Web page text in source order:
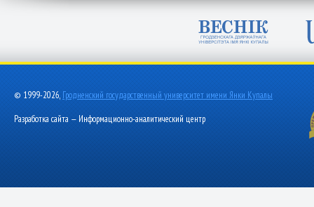
© 1999-2026, Гродненский государственный университет имени Янки Купалы
Разработка сайта — Информационно-аналитический центр